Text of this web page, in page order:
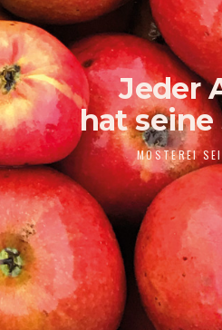
Jeder
hat seine
MOSTEREI